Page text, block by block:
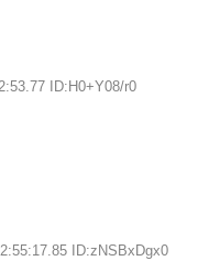
ID:H0+Y08/r0
ID:zNSBxDgx0